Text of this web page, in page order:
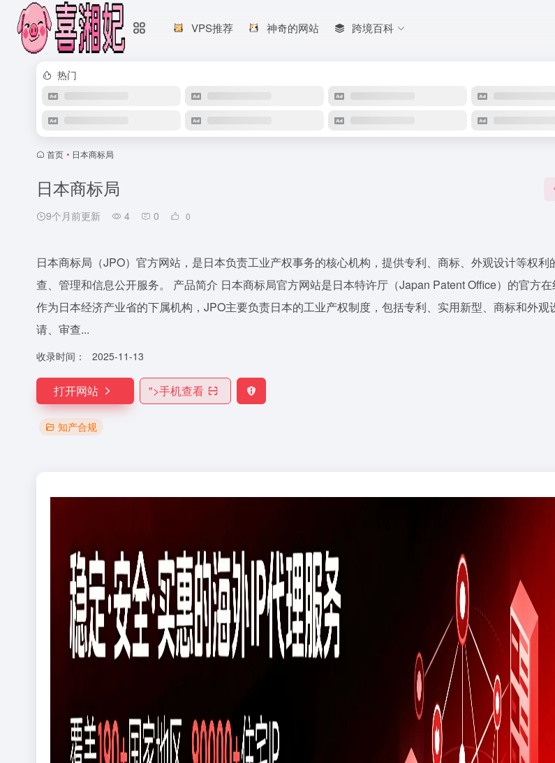
VPS推荐 神奇的网站 跨境百科
热门
首页 • 日本商标局
日本商标局
9个月前更新 4 0 0
日本商标局（JPO）官方网站，是日本负责工业产权事务的核心机构，提供专利、商标、外观设计等权利
查、管理和信息公开服务。 产品简介 日本商标局官方网站是日本特许厅（Japan Patent Office）的官方在
作为日本经济产业省的下属机构，JPO主要负责日本的工业产权制度，包括专利、实用新型、商标和外观
请、审查...
收录时间： 2025-11-13
打开网站 ">手机查看
知产合规